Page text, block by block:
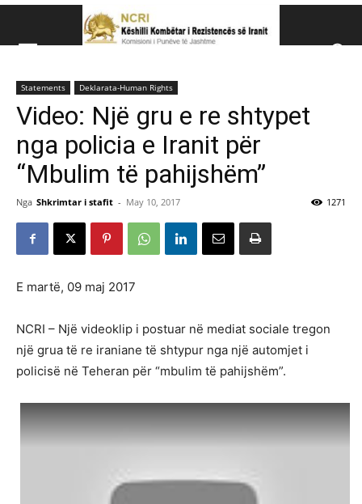
Këshillit Kombëtar të Rezistencës së Iranit (NCRI)
Statements Deklarata-Human Rights
Video: Një gru e re shtypet
nga policia e Iranit për
“Mbulim të pahijshëm”
Nga Shkrimtar i stafit - May 10, 2017 1271
E martë, 09 maj 2017
NCRI – Një videoklip i postuar në mediat sociale tregon
një grua të re iraniane të shtypur nga një automjet i
policisë në Teheran për “mbulim të pahijshëm”.